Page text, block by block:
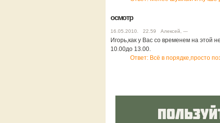
осмотр
16.05.2010. 22.59 Алексей, ---
Игорь,как у Вас со временем на этой
10.00до 13.00.
Ответ: Всё в порядке,просто